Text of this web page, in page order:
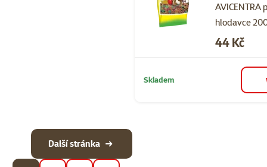
AVICENTRA
hlodavce
Cena
44 Kč
Skladem
Další stránka